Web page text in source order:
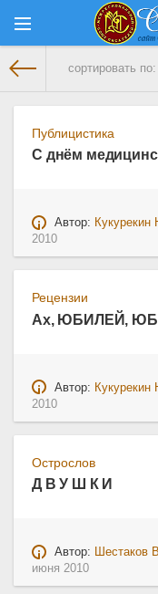
сортировать по:
Публицистика
С днём
Автор: Кукурекин
2010
Рецензии
Ах, ЮБИЛЕЙ,
Автор: Кукурекин
2010
Острослов
Д В У Ш К И
Автор: Шестаков
июня 2010